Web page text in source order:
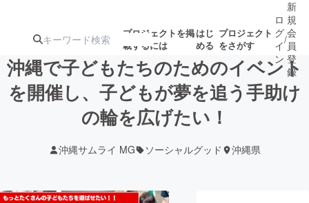
プロジェクトを掲
載するには
はじ
める
プロジェクト
をさがす
注目のリ 注目の新着プロ
ジェクト
募集終了が近いプ
ロ
グ
イ
ン
/
新
規
会
員
登
録
沖縄で子どもたちのためのイベント
を開催し、子どもが夢を追う手助け
の輪を広げたい！
沖縄サムライ MG ソーシャルグッド 沖縄県